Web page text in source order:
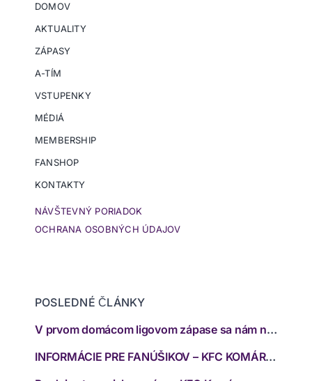
POSLEDNÉ ČLÁNKY
V prvom domácom ligovom zápase sa nám nepodarilo zabodovať
INFORMÁCIE PRE FANÚŠIKOV – KFC KOMÁRNO – FC SPARTAK TRNAVA
DOMOV
AKTUALITY
ZÁPASY
A-TÍM
VSTUPENKY
MÉDIÁ
MEMBERSHIP
FANSHOP
KONTAKTY
NÁVŠTEVNÝ PORIADOK
OCHRANA OSOBNÝCH ÚDAJOV